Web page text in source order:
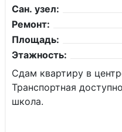
Сан. узел:
Ремонт:
Площадь:
Этажность:
Сдам квартиру в
Транспортная
школа.